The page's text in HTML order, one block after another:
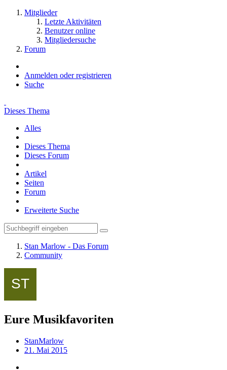
Mitglieder
Letzte Aktivitäten
Benutzer online
Mitgliedersuche
Forum
Anmelden oder registrieren
Suche
Dieses Thema
Alles
Dieses Thema
Dieses Forum
Artikel
Seiten
Forum
Erweiterte Suche
Stan Marlow - Das Forum
Community
Eure Musikfavoriten
StanMarlow
21. Mai 2015